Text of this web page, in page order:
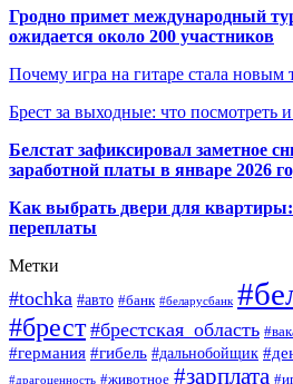
Гродно примет международный
ожидается около 200 участников
Почему игра на гитаре стала новым
Брест за выходные: что посмотреть и
Белстат зафиксировал заметное
заработной платы в январе 2026
Как выбрать двери для квартиры:
переплаты
Метки
#tochka #авто #банк #беларусбанк
#брест #брестская_область
#германия #гибель #дальнобойщик
#драгоценность #животное #зарплата